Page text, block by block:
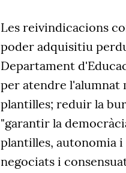
Les reivindicacions
poder adquisitiu
Departament
per atendre l'alumnat
plantilles; reduir la
"garantir la
plantilles, autonomia
negociats i